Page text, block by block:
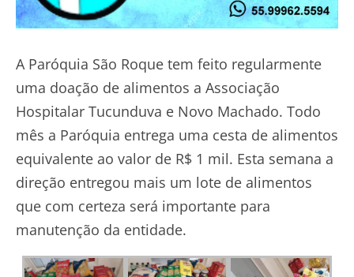
A Paróquia São Roque tem feito regularmente
uma doação de alimentos a Associação
Hospitalar Tucunduva e Novo Machado. Todo
mês a Paróquia entrega uma cesta de alimentos
equivalente ao valor de R$ 1 mil. Esta semana a
direção entregou mais um lote de alimentos
que com certeza será importante para
manutenção da entidade.